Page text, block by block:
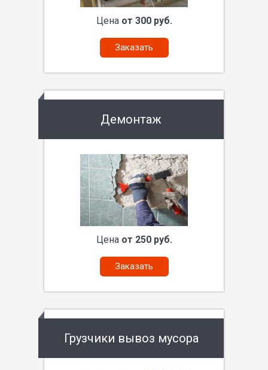
Цена от 300 руб.
Заказать
Демонтаж
Цена от 250 руб.
Заказать
Грузчики вывоз мусора